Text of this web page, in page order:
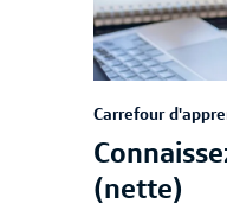
Carrefour
(nette)